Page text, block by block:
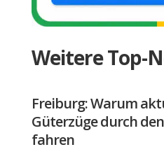
Weitere Top-
Freiburg: Warum
Güterzüge durch
fahren